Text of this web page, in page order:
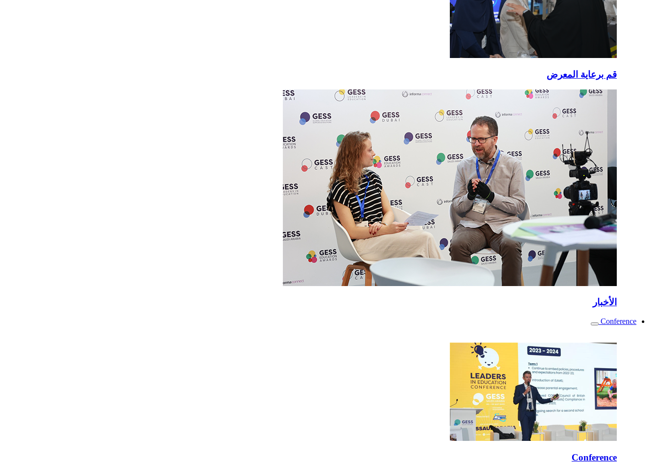
قم برعاية المعرض
الأخبار
Conference
Toggle
Conference